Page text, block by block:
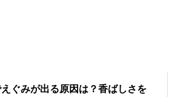
ぐみが出る原因は？香ばしさを